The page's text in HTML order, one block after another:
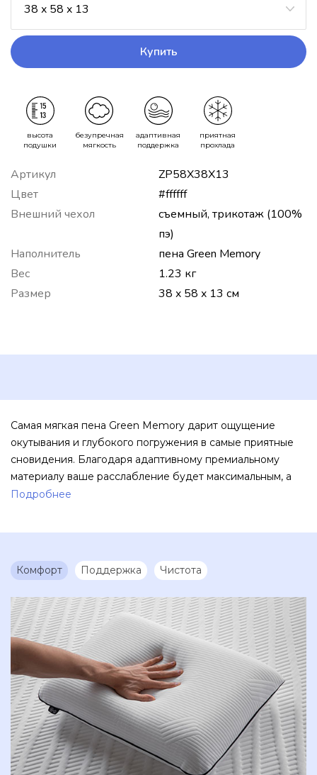
38 x 58 x 13
Купить
высота
подушки
безупречная
мягкость
адаптивная
поддержка
приятная
прохлада
Артикул
ZP58X38X13
Цвет
#ffffff
Внешний чехол
съемный, трикотаж (100%
пэ)
Наполнитель
пена Green Memory
Вес
1.23 кг
Размер
38 x 58 x 13 см
Самая мягкая пена Green Memory дарит ощущение
окутывания и глубокого погружения в самые приятные
сновидения. Благодаря адаптивному премиальному
материалу ваше расслабление будет максимальным, а
сон глубоким и продолжительным.
Новый материал Freeze c высокой теплопроводностью
ночи.
Чехол подушки на молнии, поэтому его легко снять и
постирать, для безупречной гигиены спального места.
Подробнее
Комфорт Поддержка Чистота